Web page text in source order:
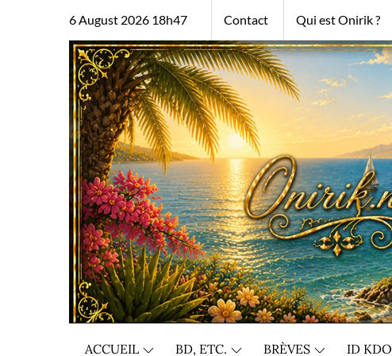
6 August 2026 18h47 Contact Qui est Onirik ?
ACCUEIL BD, ETC. BRÈVES ID KDO